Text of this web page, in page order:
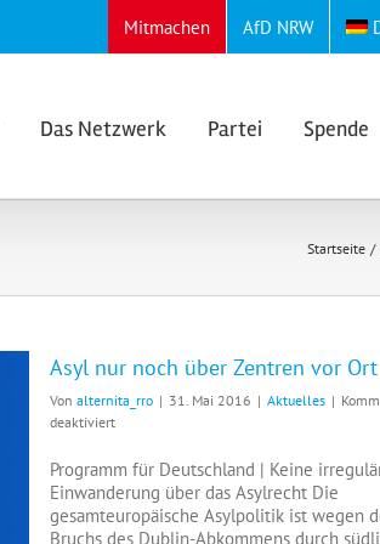
Mitmachen AfD NRW
Das Netzwerk Partei Spende
Startseite
Asyl nur noch über Zentren vor Ort
Von alternita_rro | 31. Mai 2016 | Aktuelles |
deaktiviertfür
nur
noch
über
Zentren
Programm für Deutschland | Keine
Einwanderung über das Asylrecht Die
gesamteuropäische Asylpolitik ist wegen
Bruchs des Dublin-Abkommens durch